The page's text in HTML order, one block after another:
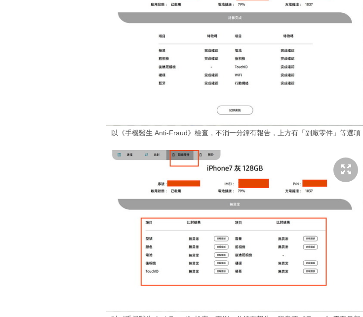
以《手機醫生 Anti-Fraud》檢查，不消一分鐘有報告，上方有「副廠零件」等選項